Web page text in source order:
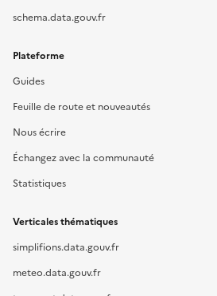
schema.data.gouv.fr
Plateforme
Guides
Feuille de route et nouveautés
Nous écrire
Échangez avec la communauté
Statistiques
Verticales thématiques
simplifions.data.gouv.fr
meteo.data.gouv.fr